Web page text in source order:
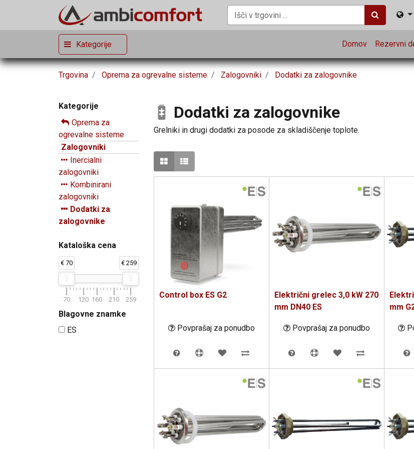
Kategorije Domov Rezervni
Trgovina Oprema za ogrevalne sisteme Zalogovniki Dodatki za zalogovnike
Kategorije
Oprema za
ogrevalne sisteme
Zalogovniki
Inercialni
zalogovniki
Kombinirani
zalogovniki
Dodatki za
zalogovnike
Kataloška cena
€ 70 € 259
70 120 160 210 259
Blagovne znamke
ES
Dodatki za zalogovnike
Grelniki in drugi dodatki za posode za skladiščenje toplote.
Control box ES G2
Povprašaj za ponudbo
Električni grelec 3,0 kW 270
mm DN40 ES
Povprašaj za ponudbo
mm